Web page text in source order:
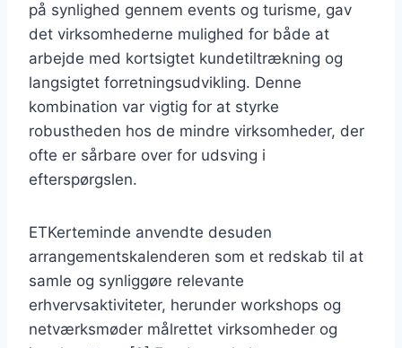
på synlighed gennem events og turisme, gav
det virksomhederne mulighed for både at
arbejde med kortsigtet kundetiltrækning og
langsigtet forretningsudvikling. Denne
kombination var vigtig for at styrke
robustheden hos de mindre virksomheder, der
ofte er sårbare over for udsving i
efterspørgslen.
ETKerteminde anvendte desuden
arrangementskalenderen som et redskab til at
samle og synliggøre relevante
erhvervsaktiviteter, herunder workshops og
netværksmøder målrettet virksomheder og